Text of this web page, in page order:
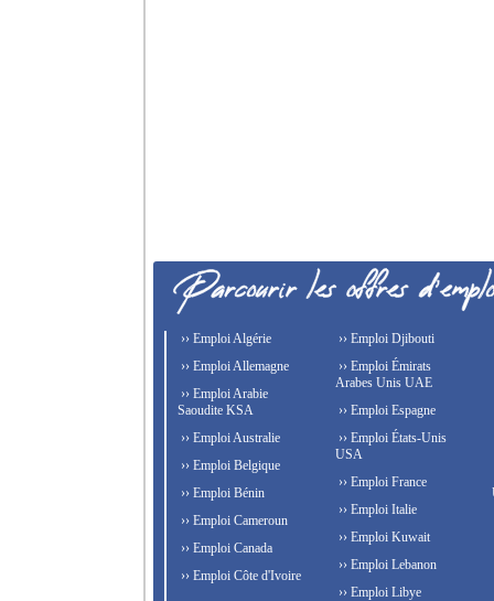
›› Emploi Algérie
›› Emploi Allemagne
›› Emploi Arabie
Saoudite KSA
›› Emploi Australie
›› Emploi Belgique
›› Emploi Bénin
›› Emploi Cameroun
›› Emploi Canada
›› Emploi Côte d'Ivoire
›› Emploi Djibouti
›› Emploi Émirats
Arabes Unis UAE
›› Emploi Espagne
›› Emploi États-Unis
USA
›› Emploi France
›› Emploi Italie
›› Emploi Kuwait
›› Emploi Lebanon
›› Emploi Libye